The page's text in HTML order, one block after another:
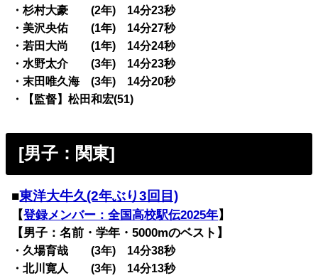
・杉村大豪 (2年) 14分23秒
・美沢央佑 (1年) 14分27秒
・若田大尚 (1年) 14分24秒
・水野太介 (3年) 14分23秒
・末田唯久海 (3年) 14分20秒
・【監督】松田和宏(51)
[男子：関東]
■東洋大牛久(2年ぶり3回目)
【登録メンバー：全国高校駅伝2025年】
【男子：名前・学年・5000mのベスト】
・久場育哉 (3年) 14分38秒
・北川寛人 (3年) 14分13秒